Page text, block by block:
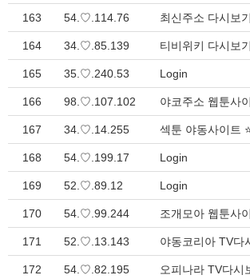
163 54.♡.114.76
164 34.♡.85.139
165 35.♡.240.53 Login
166 98.♡.107.102
167 34.♡.14.255
168 54.♡.199.17 Login
169 52.♡.89.12 Login
170 54.♡.99.244
171 52.♡.13.143
172 54.♡.82.195